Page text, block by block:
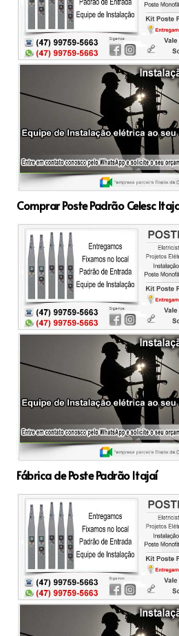
Comprar Poste Padrão Celesc
Fábrica de Poste Padrão Itajaí